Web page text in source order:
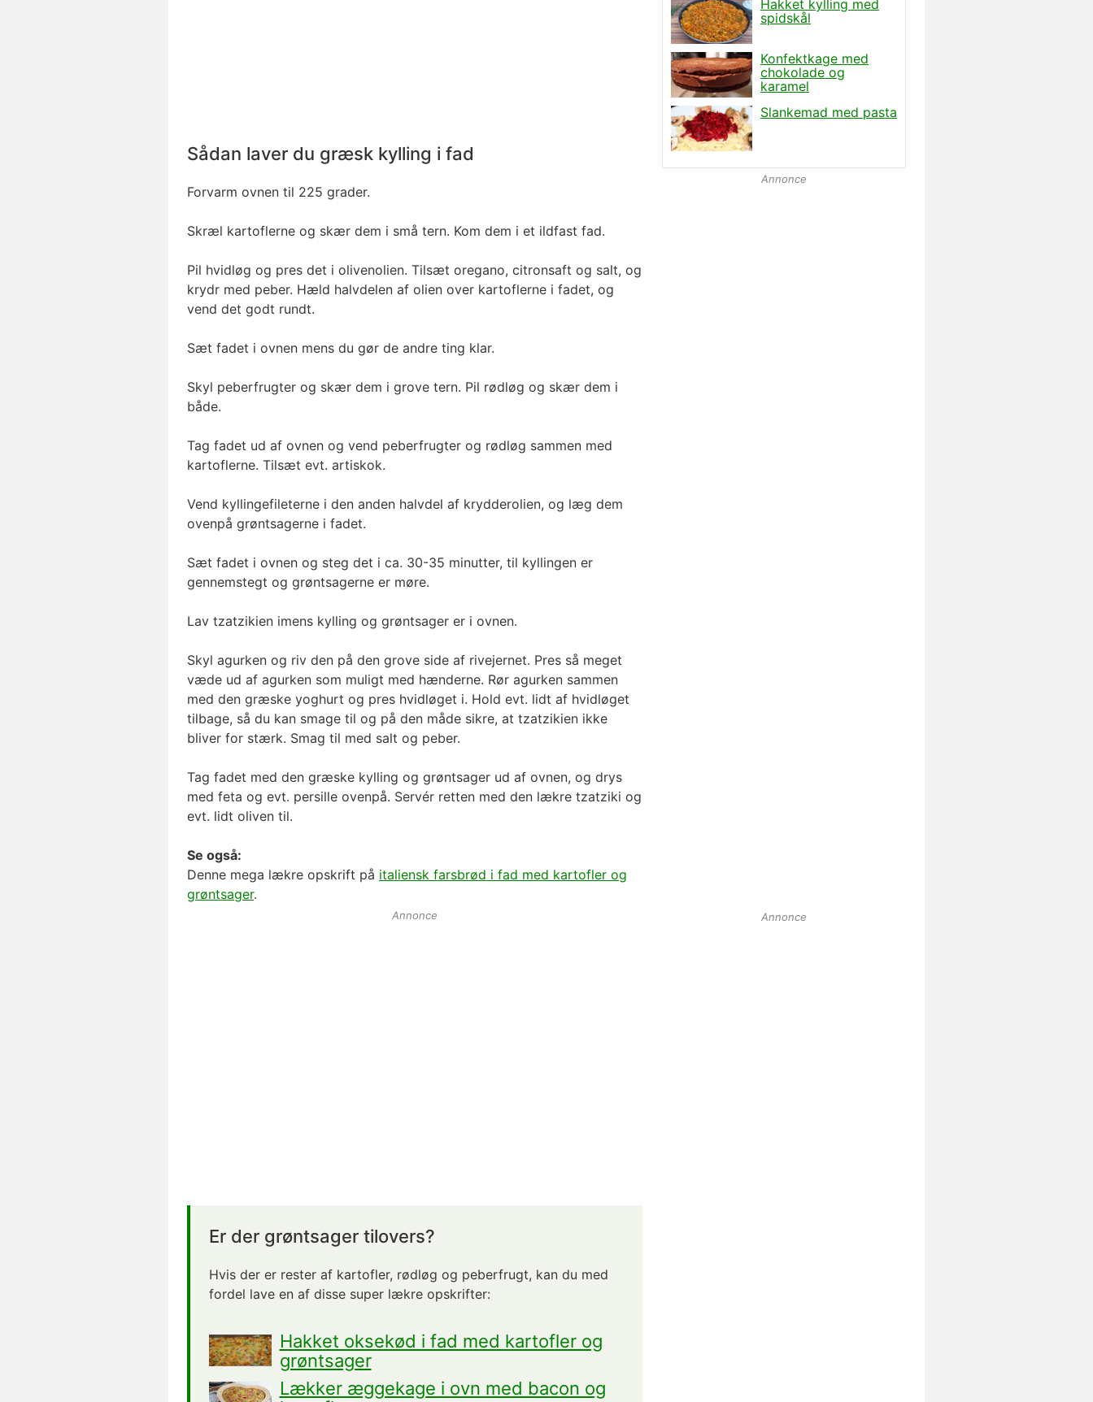
Sådan laver du græsk kylling i fad
Forvarm ovnen til 225 grader.
Skræl kartoflerne og skær dem i små tern. Kom dem i et ildfast fad.
Pil hvidløg og pres det i olivenolien. Tilsæt oregano, citronsaft og salt, og
krydr med peber. Hæld halvdelen af olien over kartoflerne i fadet, og
vend det godt rundt.
Sæt fadet i ovnen mens du gør de andre ting klar.
Skyl peberfrugter og skær dem i grove tern. Pil rødløg og skær dem i
både.
Tag fadet ud af ovnen og vend peberfrugter og rødløg sammen med
kartoflerne. Tilsæt evt. artiskok.
Vend kyllingefileterne i den anden halvdel af krydderolien, og læg dem
ovenpå grøntsagerne i fadet.
Sæt fadet i ovnen og steg det i ca. 30-35 minutter, til kyllingen er
gennemstegt og grøntsagerne er møre.
Lav tzatzikien imens kylling og grøntsager er i ovnen.
Skyl agurken og riv den på den grove side af rivejernet. Pres så meget
væde ud af agurken som muligt med hænderne. Rør agurken sammen
med den græske yoghurt og pres hvidløget i. Hold evt. lidt af hvidløget
tilbage, så du kan smage til og på den måde sikre, at tzatzikien ikke
bliver for stærk. Smag til med salt og peber.
Tag fadet med den græske kylling og grøntsager ud af ovnen, og drys
med feta og evt. persille ovenpå. Servér retten med den lækre tzatziki og
evt. lidt oliven til.
Se også:
Denne mega lækre opskrift på italiensk farsbrød i fad med kartofler og
grøntsager.
Annonce
Er der grøntsager tilovers?
Hvis der er rester af kartofler, rødløg og peberfrugt, kan du med
fordel lave en af disse super lækre opskrifter:
Hakket oksekød i fad med kartofler og
grøntsager
Lækker æggekage i ovn med bacon og
Annonce
Annonce